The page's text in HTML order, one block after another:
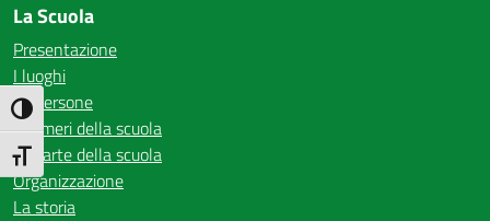
Attiva/disattiva alto contrasto
Attiva/disattiva dimensione testo
La Scuola
Presentazione
I luoghi
Le persone
I numeri della scuola
Le carte della scuola
Organizzazione
La storia